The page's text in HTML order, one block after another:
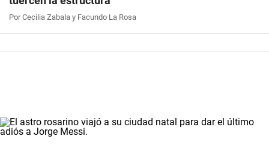
Por Cecilia Zabala y Facundo La Rosa